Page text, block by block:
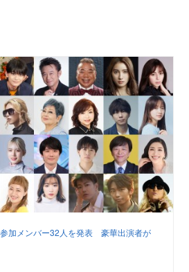
加メンバー32人を発表 豪華出演者が